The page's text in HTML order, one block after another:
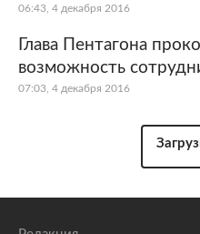
06:43, 4 декабря 2016
Глава Пентагона
возможность
07:03, 4 декабря 2016